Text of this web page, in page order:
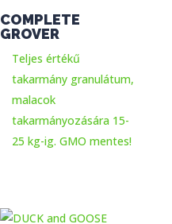
COMPLETE
GROVER
Teljes értékű
takarmány granulátum,
malacok
takarmányozására 15-
25 kg-ig. GMO mentes!